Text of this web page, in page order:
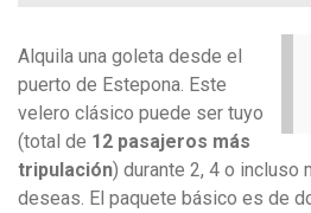
Alquila una goleta desde el
puerto de Estepona. Este
velero clásico puede ser tuyo
(total de 12 pasajeros más
tripulación) durante 2, 4 o incluso
deseas. El paquete básico es de